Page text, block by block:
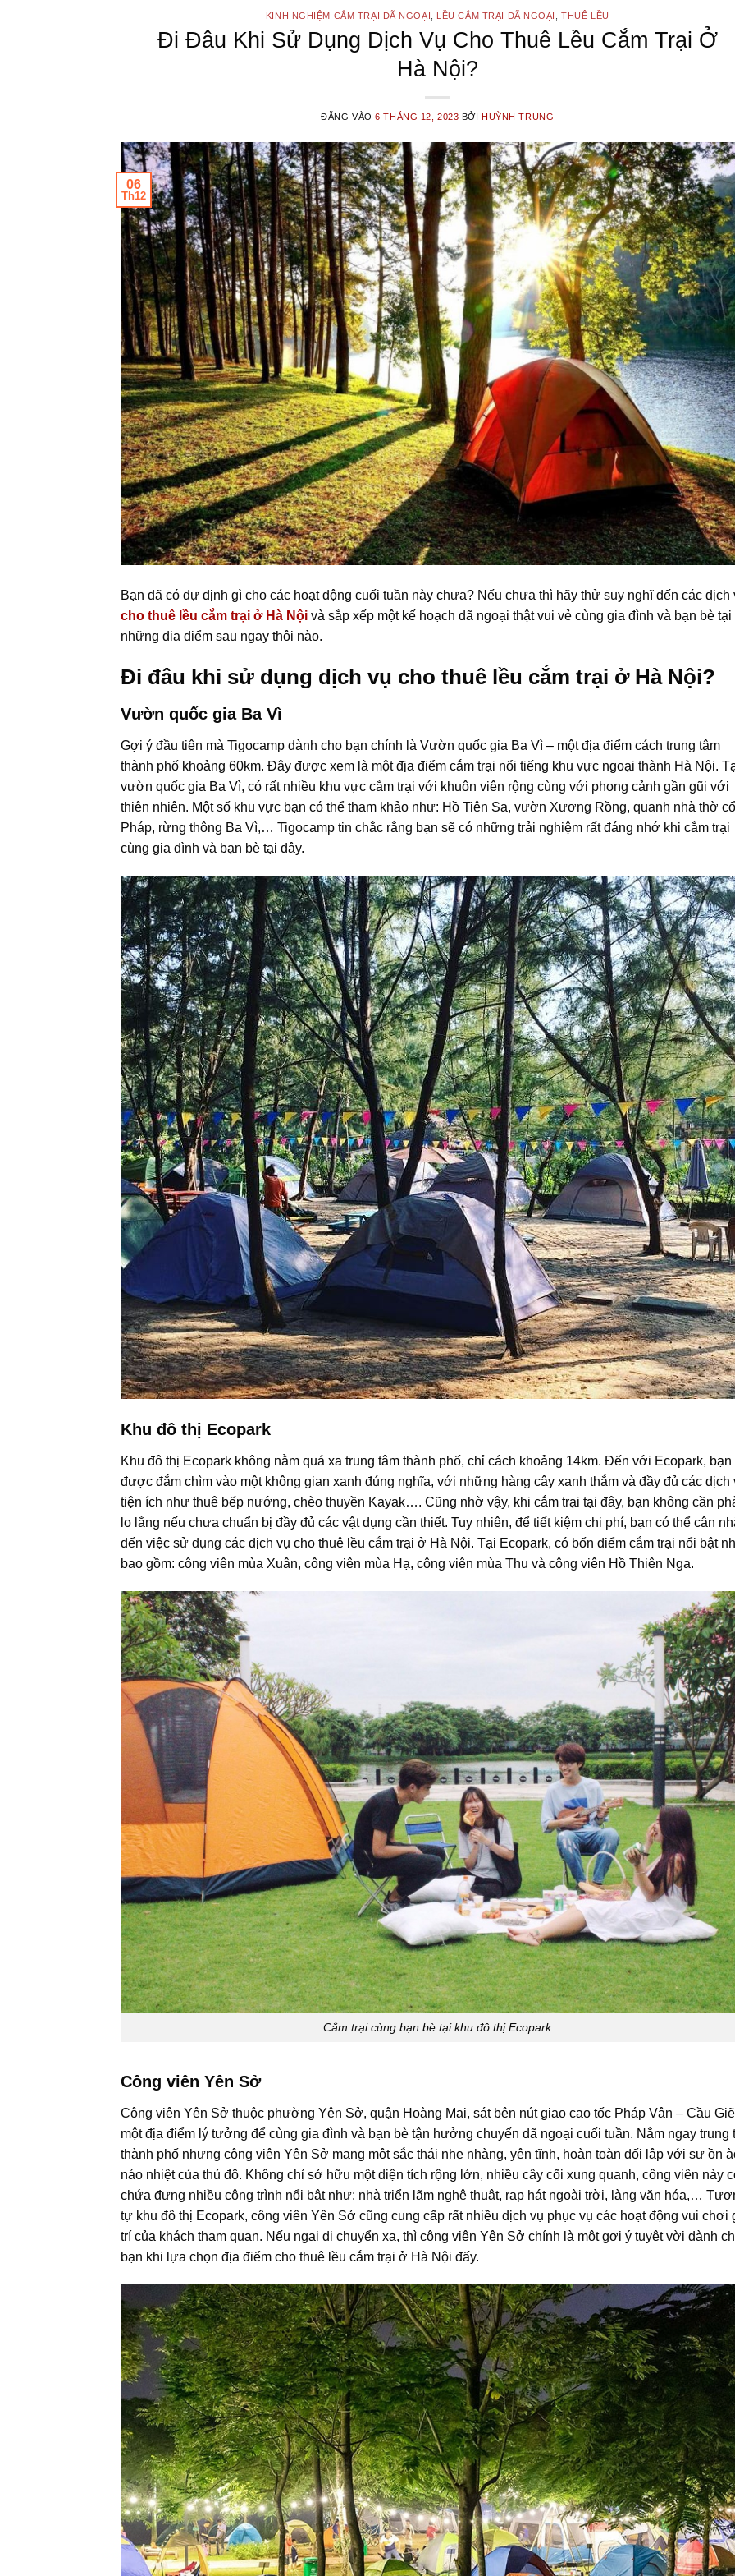
KINH NGHIỆM CẮM TRẠI DÃ NGOẠI LỀU CẮM TRẠI DÃ NGOẠI ,THUÊ LỀU
Đi Đâu Khi Sử Dụng Dịch Vụ Cho Thuê Lều Cắm Trại Ở
Hà Nội?
ĐĂNG VÀO6 THÁNG 12, 2023 BỞIHUỲNH TRUNG
06
Th12
Bạn đã có dự định gì cho các hoạt động cuối tuần này chưa? Nếu chưa thì hãy thử suy nghĩ đến các dịch
cho thuê lều cắm trại ở Hà Nội và sắp xếp một kế hoạch dã ngoại thật vui vẻ cùng gia đình và bạn bè tại
những địa điểm sau ngay thôi nào.
Đi đâu khi sử dụng dịch vụ cho thuê lều cắm trại ở Hà Nội?
Vườn quốc gia Ba Vì
Gợi ý đầu tiên mà Tigocamp dành cho bạn chính là Vườn quốc gia Ba Vì – một địa điểm cách trung tâm
thành phố khoảng 60km. Đây được xem là một địa điểm cắm trại nổi tiếng khu vực ngoại thành Hà Nội.
vườn quốc gia Ba Vì, có rất nhiều khu vực cắm trại với khuôn viên rộng cùng với phong cảnh gần gũi với
thiên nhiên. Một số khu vực bạn có thể tham khảo như: Hồ Tiên Sa, vườn Xương Rồng, quanh nhà thờ cổ
Pháp, rừng thông Ba Vì,… Tigocamp tin chắc rằng bạn sẽ có những trải nghiệm rất đáng nhớ khi cắm trại
cùng gia đình và bạn bè tại đây.
Khu đô thị Ecopark
Khu đô thị Ecopark không nằm quá xa trung tâm thành phố, chỉ cách khoảng 14km. Đến với Ecopark, bạn
được đắm chìm vào một không gian xanh đúng nghĩa, với những hàng cây xanh thắm và đầy đủ các dịch
tiện ích như thuê bếp nướng, chèo thuyền Kayak…. Cũng nhờ vậy, khi cắm trại tại đây, bạn không cần
lo lắng nếu chưa chuẩn bị đầy đủ các vật dụng cần thiết. Tuy nhiên, để tiết kiệm chi phí, bạn có thể cân
đến việc sử dụng các dịch vụ cho thuê lều cắm trại ở Hà Nội. Tại Ecopark, có bốn điểm cắm trại nổi bật
bao gồm: công viên mùa Xuân, công viên mùa Hạ, công viên mùa Thu và công viên Hồ Thiên Nga.
Cắm trại cùng bạn bè tại khu đô thị Ecopark
Công viên Yên Sở
Công viên Yên Sở thuộc phường Yên Sở, quận Hoàng Mai, sát bên nút giao cao tốc Pháp Vân – Cầu
một địa điểm lý tưởng để cùng gia đình và bạn bè tận hưởng chuyến dã ngoại cuối tuần. Nằm ngay trung
thành phố nhưng công viên Yên Sở mang một sắc thái nhẹ nhàng, yên tĩnh, hoàn toàn đối lập với sự ồn
náo nhiệt của thủ đô. Không chỉ sở hữu một diện tích rộng lớn, nhiều cây cối xung quanh, công viên này
chứa đựng nhiều công trình nổi bật như: nhà triển lãm nghệ thuật, rạp hát ngoài trời, làng văn hóa,…
tự khu đô thị Ecopark, công viên Yên Sở cũng cung cấp rất nhiều dịch vụ phục vụ các hoạt động vui chơi
trí của khách tham quan. Nếu ngại di chuyển xa, thì công viên Yên Sở chính là một gợi ý tuyệt vời dành
bạn khi lựa chọn địa điểm cho thuê lều cắm trại ở Hà Nội đấy.